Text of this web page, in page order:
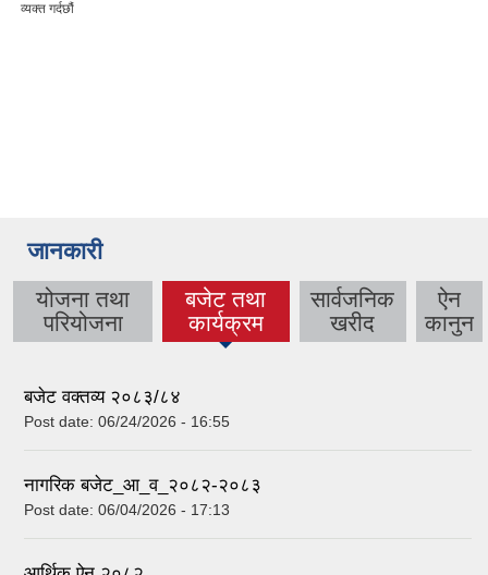
जानकारी
योजना तथा
परियोजना
बजेट तथा
कार्यक्रम
सार्वजनिक
खरीद
ऐन
कानुन
बजेट वक्तव्य २०८३/८४
Post date: 06/24/2026 - 16:55
नागरिक बजेट_आ_व_२०८२-२०८३
Post date: 06/04/2026 - 17:13